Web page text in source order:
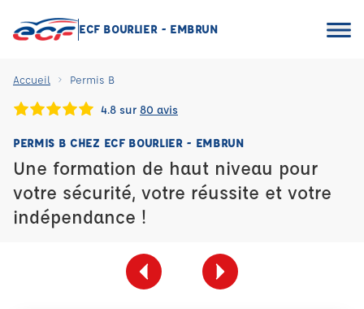
ECF BOURLIER - EMBRUN
Accueil Permis B
4.8 sur 80 avis
PERMIS B CHEZ ECF BOURLIER - EMBRUN
Une formation de haut niveau pour
votre sécurité, votre réussite et votre
indépendance !